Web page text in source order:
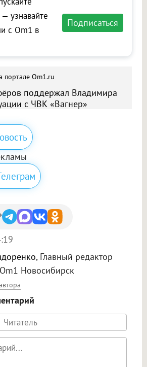
узнавайте
с Om1 в
Подписаться
портале Om1.ru
поддержал Владимира
с ЧВК «Вагнер»
, Главный редактор
Новосибирск